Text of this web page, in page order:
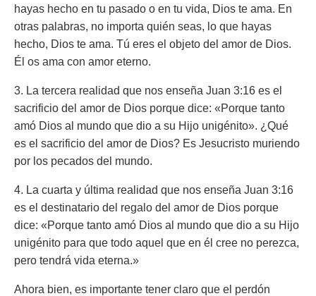
hayas hecho en tu pasado o en tu vida, Dios te ama. En
otras palabras, no importa quién seas, lo que hayas
hecho, Dios te ama. Tú eres el objeto del amor de Dios.
Él os ama con amor eterno.
3. La tercera realidad que nos enseña Juan 3:16 es el
sacrificio del amor de Dios porque dice: «Porque tanto
amó Dios al mundo que dio a su Hijo unigénito». ¿Qué
es el sacrificio del amor de Dios? Es Jesucristo muriendo
por los pecados del mundo.
4. La cuarta y última realidad que nos enseña Juan 3:16
es el destinatario del regalo del amor de Dios porque
dice: «Porque tanto amó Dios al mundo que dio a su Hijo
unigénito para que todo aquel que en él cree no perezca,
pero tendrá vida eterna.»
Ahora bien, es importante tener claro que el perdón